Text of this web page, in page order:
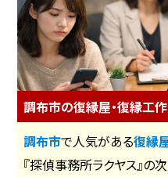
調布市の復縁屋・復縁工
調布市で人気がある復縁
『探偵事務所ラクヤス』の